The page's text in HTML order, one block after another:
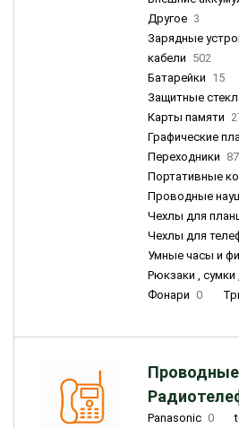
Другое 3
Зарядные
кабели 502
Батарейки 15
Защитные
Карты памяти
Графические
Переходники 87
Портативные
Проводные
Чехлы для
Чехлы для
Умные часы и
Рюкзаки ,
Фонари 0
Panasonic 0